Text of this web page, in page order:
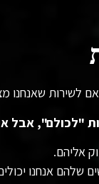
לשירות שאנחנו
"לכולם", אבל
אליהם.
אנחנו